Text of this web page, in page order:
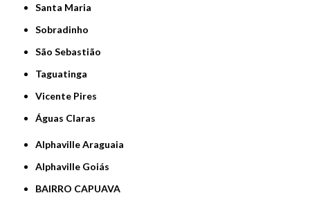
Santa Maria
Sobradinho
São Sebastião
Taguatinga
Vicente Pires
Águas Claras
Alphaville Araguaia
Alphaville Goiás
BAIRRO CAPUAVA